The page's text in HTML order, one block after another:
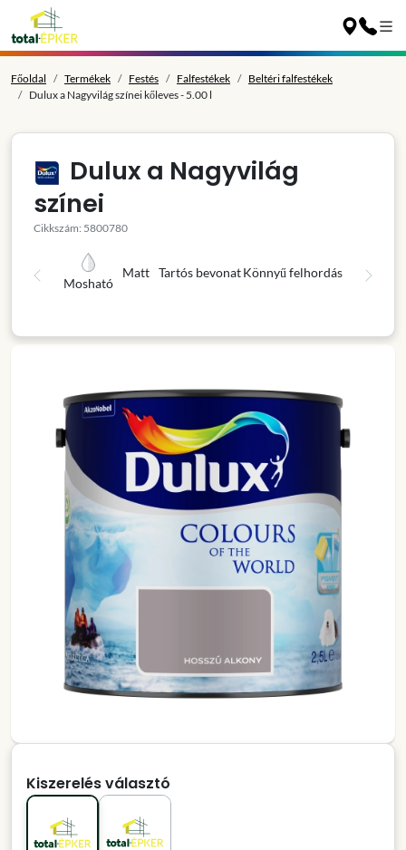
Főoldal Termékek Festés Falfestékek
Beltéri falfestékek
Dulux a Nagyvilág színei kőleves - 5.00 l
Dulux a Nagyvilág
színei
Cikkszám: 5800780
Mosható
Matt Tartós bevonatKönnyű felhordás
Kiszerelés választó